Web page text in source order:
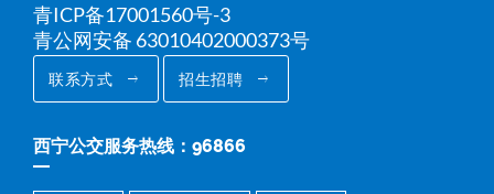
青ICP备17001560号-3
青公网安备 63010402000373号
联系方式 招生招聘
西宁公交服务热线：96866